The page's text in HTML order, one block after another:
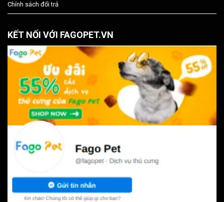
Chính sách đổi trả
KẾT NỐI VỚI FAGOPET.VN